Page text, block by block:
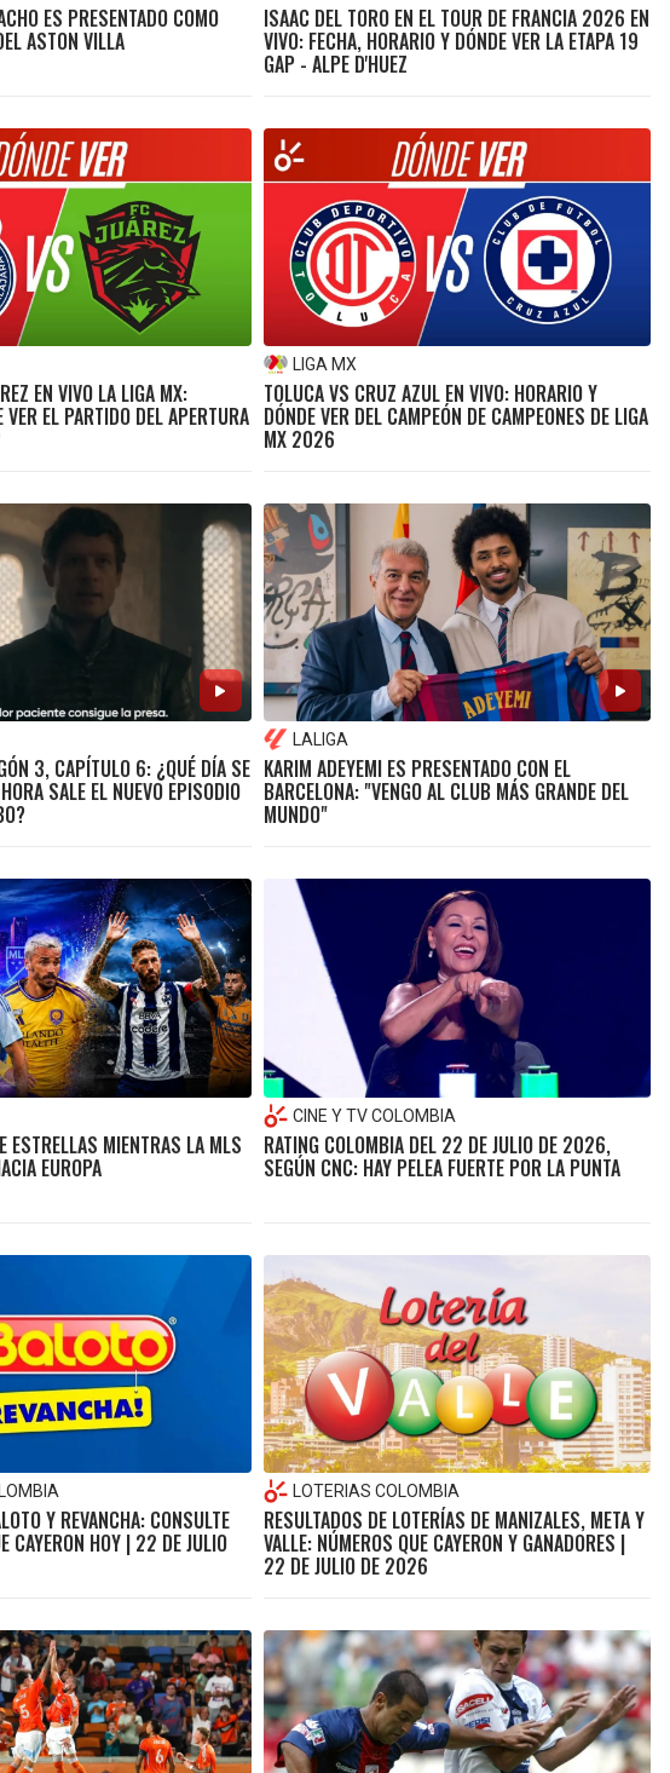
ES PRESENTADO COMO
ASTON VILLA
ISAAC DEL TORO EN EL TOUR DE FRANCIA 2026 EN
VIVO: FECHA, HORARIO Y DÓNDE VER LA ETAPA 19
GAP - ALPE D'HUEZ
EN VIVO LA LIGA MX:
VER EL PARTIDO DEL APERTURA
LIGA MX
TOLUCA VS CRUZ AZUL EN VIVO: HORARIO Y
DÓNDE VER DEL CAMPEÓN DE CAMPEONES DE LIGA
MX 2026
3, CAPÍTULO 6: ¿QUÉ DÍA SE
SALE EL NUEVO EPISODIO
LALIGA
KARIM ADEYEMI ES PRESENTADO CON EL
BARCELONA: "VENGO AL CLUB MÁS GRANDE DEL
MUNDO"
ESTRELLAS MIENTRAS LA MLS
EUROPA
CINE Y TV COLOMBIA
RATING COLOMBIA DEL 22 DE JULIO DE 2026,
SEGÚN CNC: HAY PELEA FUERTE POR LA PUNTA
Y REVANCHA: CONSULTE
CAYERON HOY | 22 DE JULIO
LOTERIAS COLOMBIA
RESULTADOS DE LOTERÍAS DE MANIZALES, META Y
VALLE: NÚMEROS QUE CAYERON Y GANADORES |
22 DE JULIO DE 2026